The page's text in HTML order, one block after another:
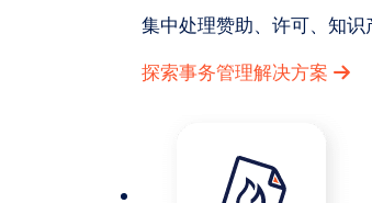
集中处理赞助、许可、知
探索事务管理解决方案